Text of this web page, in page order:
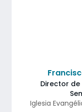
Director
Iglesia